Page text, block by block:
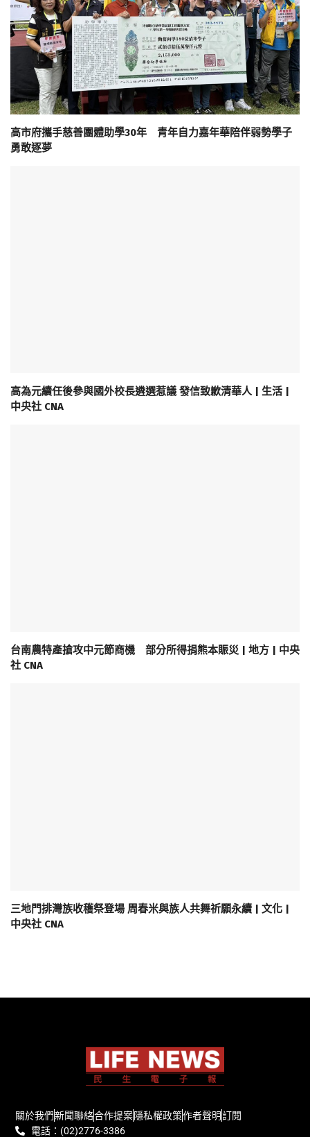
高市府攜手慈善團體助學30年 青年自力嘉年華陪伴弱勢學子
勇敢逐夢
高為元續任後參與國外校長遴選惹議 發信致歉清華人 | 生活 |
中央社 CNA
台南農特產搶攻中元節商機 部分所得捐熊本賑災 | 地方 | 中央
社 CNA
三地門排灣族收穫祭登場 周春米與族人共舞祈願永續 | 文化 |
中央社 CNA
關於我們新聞聯絡合作提案隱私權政策作者聲明訂閱
電話：(02)2776-3386